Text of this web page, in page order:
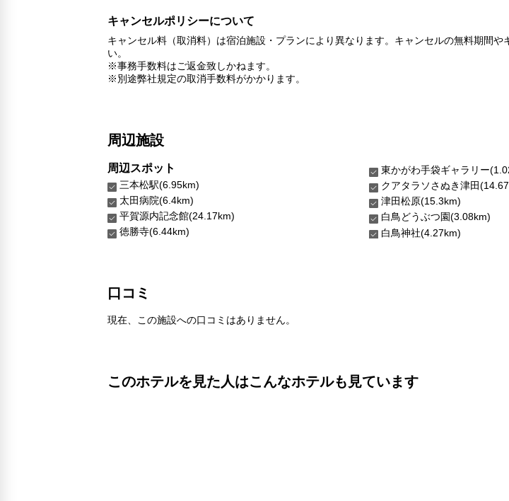
キャンセルポリシーについて
キャンセル料（取消料）は宿泊施設・プランにより異なります。キャンセルの無料期間
い。
※事務手数料はご返金致しかねます。
※別途弊社規定の取消手数料がかかります。
周辺施設
周辺スポット
三本松駅(6.95km)
太田病院(6.4km)
平賀源内記念館(24.17km)
徳勝寺(6.44km)
東かがわ手袋ギャラリー
クアタラソさぬき津田
津田松原(15.3km)
白鳥どうぶつ園(3.08km)
白鳥神社(4.27km)
口コミ
現在、この施設への口コミはありません。
このホテルを見た人はこんなホテルも見ています